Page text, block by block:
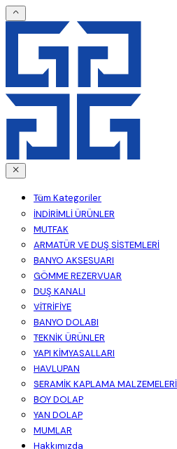
Tüm Kategoriler
İNDİRİMLİ ÜRÜNLER
MUTFAK
ARMATÜR VE DUŞ SİSTEMLERİ
BANYO AKSESUARI
GÖMME REZERVUAR
DUŞ KANALI
VİTRİFİYE
BANYO DOLABI
TEKNİK ÜRÜNLER
YAPI KİMYASALLARI
HAVLUPAN
SERAMİK KAPLAMA MALZEMELERİ
BOY DOLAP
YAN DOLAP
MUMLAR
Hakkımızda